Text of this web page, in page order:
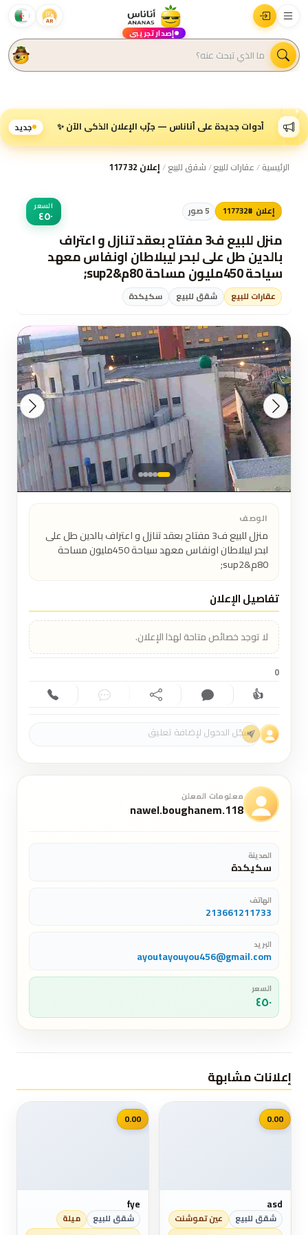
AR
إصدار تجريبي
أدوات جديدة على أناناس — جرّب الإعلان الذكي الآن ✨ جديد
الرئيسية/عقارات للبيع/شقق للبيع/إعلان 117732
إعلان #117732 5صور السعر
٤٥٠
منزل للبيع ف3 مفتاح بعقد تنازل و اعتراف
بالدين طل على لبحر ليبلاطان اونفاس معهد
سياحة 450مليون مساحة 80م&sup2;
عقارات للبيع شقق للبيع سكيكدة
الوصف
لبحر ليبلاطان اونفاس معهد سياحة 450مليون مساحة
80م&sup2;
تفاصيل الإعلان
لا توجد خصائص متاحة لهذا الإعلان.
0
👍إعجاب (0) تعليق (0) مشاركة دردشة اتصال
معلومات المعلن
nawel.boughanem.118
المدينة
سكيكدة
الهاتف
213661211733
البريد
ayoutayouyou456@gmail.com
السعر
٤٥٠
إعلانات مشابهة
📷
0.00
asd
شقق للبيع عين تموشنت
📷
0.00
fye
شقق للبيع ميلة